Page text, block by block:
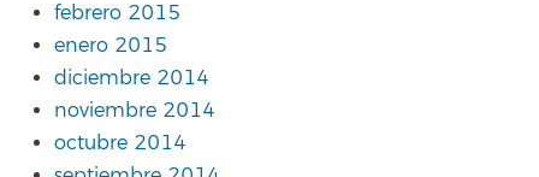
febrero 2015
enero 2015
diciembre 2014
noviembre 2014
octubre 2014